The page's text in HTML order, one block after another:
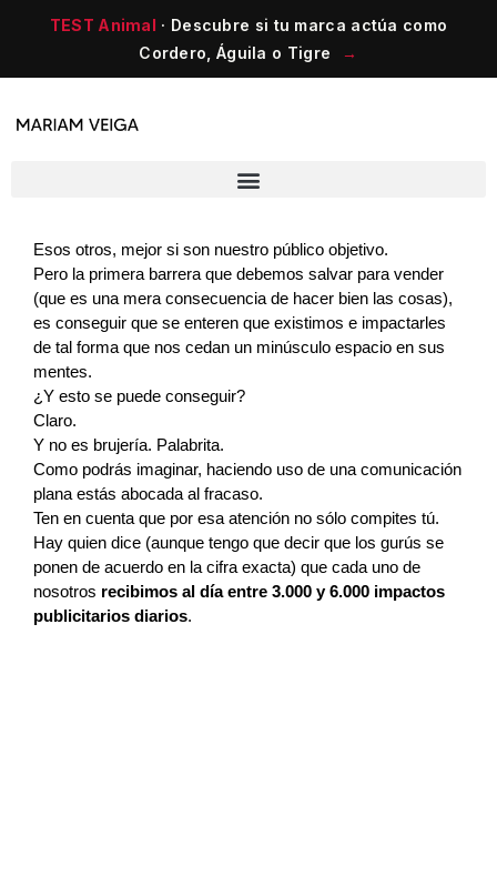
TEST Animal · Descubre si tu marca actúa como
Cordero, Águila o Tigre
→
Esos otros, mejor si son nuestro público objetivo.
Pero la primera barrera que debemos salvar para vender
(que es una mera consecuencia de hacer bien las cosas),
es conseguir que se enteren que existimos e impactarles
de tal forma que nos cedan un minúsculo espacio en sus
mentes.
¿Y esto se puede conseguir?
Claro.
Y no es brujería. Palabrita.
Como podrás imaginar, haciendo uso de una comunicación
plana estás abocada al fracaso.
Ten en cuenta que por esa atención no sólo compites tú.
Hay quien dice (aunque tengo que decir que los gurús se
ponen de acuerdo en la cifra exacta) que cada uno de
nosotros recibimos al día entre 3.000 y 6.000 impactos
publicitarios diarios.